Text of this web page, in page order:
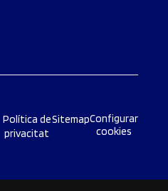
Política de
privacitat
SitemapConfigurar
cookies